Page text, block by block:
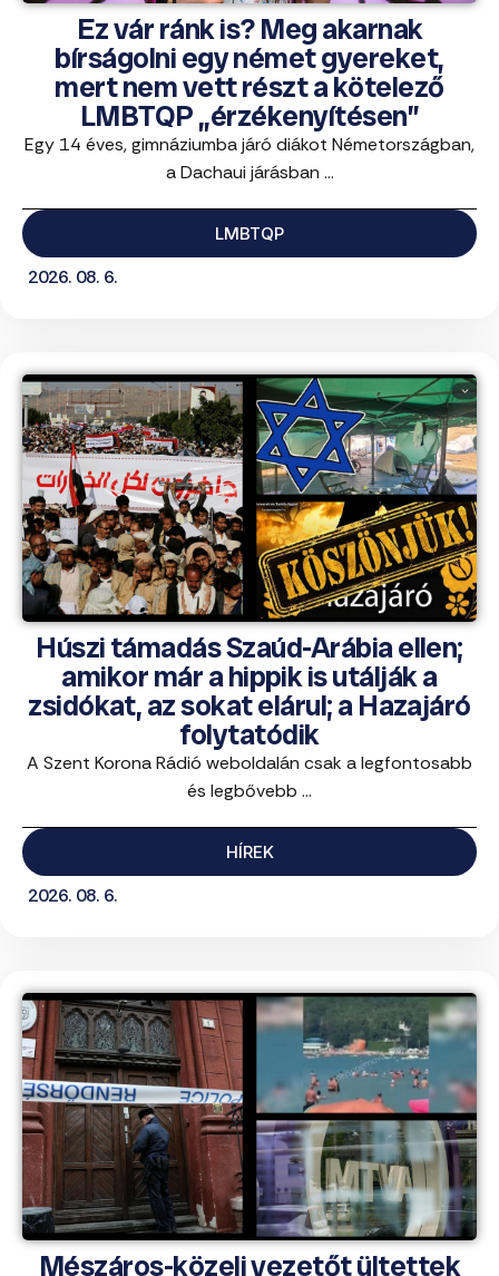
Ez vár ránk is? Meg akarnak
bírságolni egy német gyereket,
mert nem vett részt a kötelező
LMBTQP „érzékenyítésen”
Egy 14 éves, gimnáziumba járó diákot Németországban,
a Dachaui járásban ...
LMBTQP
2026. 08. 6.
Húszi támadás Szaúd-Arábia ellen;
amikor már a hippik is utálják a
zsidókat, az sokat elárul; a Hazajáró
folytatódik
A Szent Korona Rádió weboldalán csak a legfontosabb
és legbővebb ...
HÍREK
2026. 08. 6.
Mészáros-közeli vezetőt ültettek